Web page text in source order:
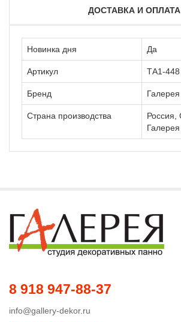
ДОСТАВКА И ОПЛАТА
Новинка дня Да
Артикул ТА1-448
Бренд
Страна производства
Россия,
8 918 947-88-37
info@gallery-dekor.ru